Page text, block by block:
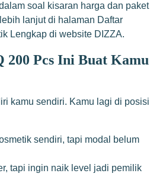
soal kisaran harga dan paket
lanjut di halaman Daftar
Lengkap di website DIZZA.
Pcs Ini Buat Kamu
kamu sendiri. Kamu lagi di posisi
sendiri, tapi modal belum
tapi ingin naik level jadi pemilik